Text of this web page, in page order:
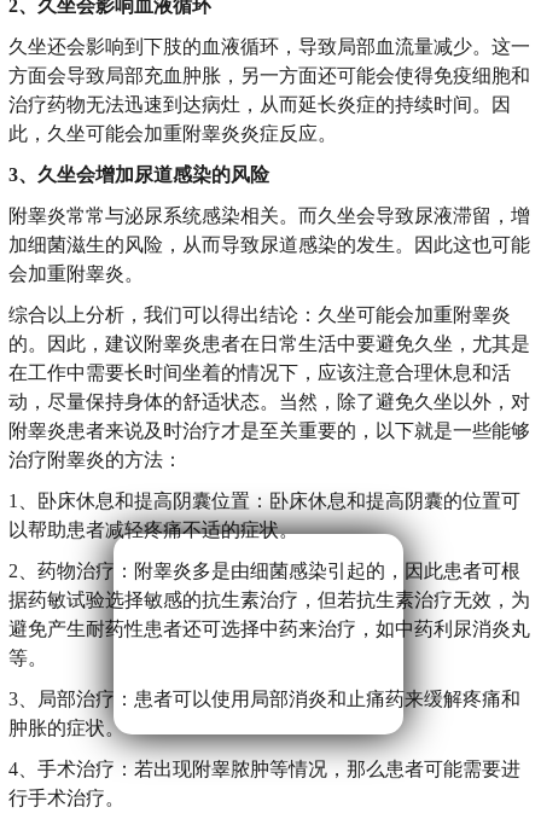
2、久坐会影响血液循环
久坐还会影响到下肢的血液循环，导致局部血流量减少。这一
方面会导致局部充血肿胀，另一方面还可能会使得免疫细胞和
治疗药物无法迅速到达病灶，从而延长炎症的持续时间。因
此，久坐可能会加重附睾炎炎症反应。
3、久坐会增加尿道感染的风险
附睾炎常常与泌尿系统感染相关。而久坐会导致尿液滞留，增
加细菌滋生的风险，从而导致尿道感染的发生。因此这也可能
会加重附睾炎。
综合以上分析，我们可以得出结论：久坐可能会加重附睾炎
的。因此，建议附睾炎患者在日常生活中要避免久坐，尤其是
在工作中需要长时间坐着的情况下，应该注意合理休息和活
动，尽量保持身体的舒适状态。当然，除了避免久坐以外，对
附睾炎患者来说及时治疗才是至关重要的，以下就是一些能够
治疗附睾炎的方法：
1、卧床休息和提高阴囊位置：卧床休息和提高阴囊的位置可
以帮助患者减轻疼痛不适的症状。
2、药物治疗：附睾炎多是由细菌感染引起的，因此患者可根
据药敏试验选择敏感的抗生素治疗，但若抗生素治疗无效，为
避免产生耐药性患者还可选择中药来治疗，如中药利尿消炎丸
等。
3、局部治疗：患者可以使用局部消炎和止痛药来缓解疼痛和
肿胀的症状。
4、手术治疗：若出现附睾脓肿等情况，那么患者可能需要进
行手术治疗。